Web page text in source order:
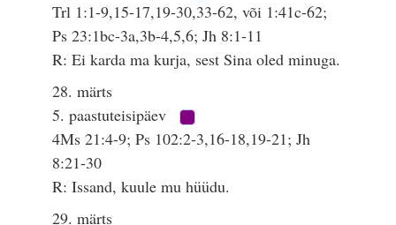
Trl 1:1-9,15-17,19-30,33-62, või 1:41c-62;
Ps 23:1bc-3a,3b-4,5,6; Jh 8:1-11
R: Ei karda ma kurja, sest Sina oled minuga.
28. märts
5. paastuteisipäev
4Ms 21:4-9; Ps 102:2-3,16-18,19-21; Jh
8:21-30
R: Issand, kuule mu hüüdu.
29. märts